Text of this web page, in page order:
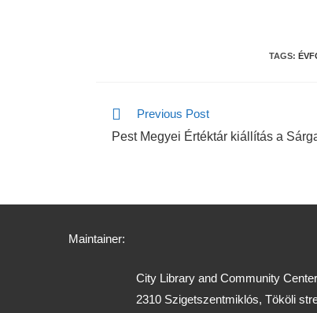
TAGS:
Previous Post
Pest Megyei Értéktár kiállítás a
Maintainer:
City Library and Community
2310 Szigetszentmiklós, Tököli